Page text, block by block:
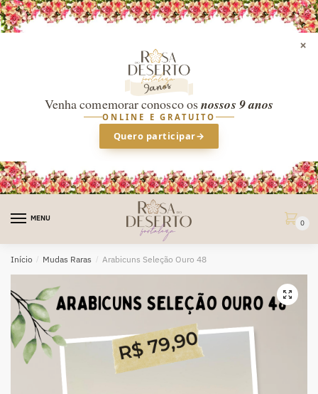
×
Venha comemorar conosco osnossos 9 anos
ONLINE E GRATUITO
Quero participar→
MENU
0
Início / Mudas Raras / Arabicuns Seleção Ouro 48
🔍